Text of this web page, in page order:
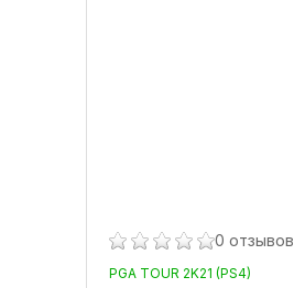
0 отзывов
PGA TOUR 2K21 (PS4)